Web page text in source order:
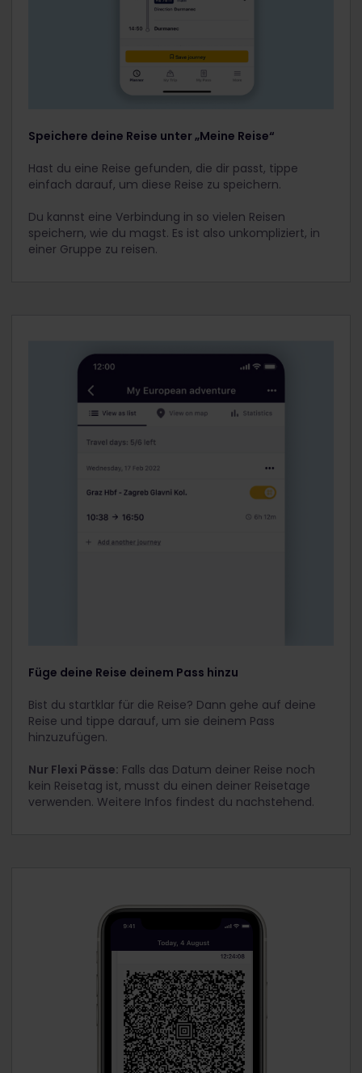
Speichere deine Reise unter „Meine Reise“
Hast du eine Reise gefunden, die dir passt, tippe
einfach darauf, um diese Reise zu speichern.
Du kannst eine Verbindung in so vielen Reisen
speichern, wie du magst. Es ist also unkompliziert, in
einer Gruppe zu reisen.
Füge deine Reise deinem Pass hinzu
Bist du startklar für die Reise? Dann gehe auf deine
Reise und tippe darauf, um sie deinem Pass
hinzuzufügen.
Nur Flexi Pässe: Falls das Datum deiner Reise noch
kein Reisetag ist, musst du einen deiner Reisetage
verwenden. Weitere Infos findest du nachstehend.